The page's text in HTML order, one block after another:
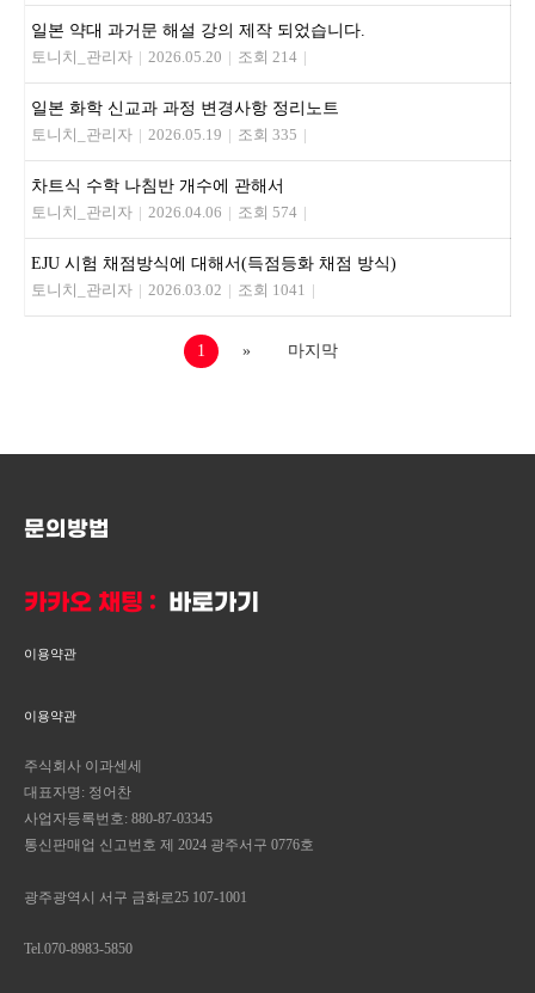
일본 약대 과거문 해설 강의 제작 되었습니다.
토니치_관리자 | 2026.05.20 | 조회 214 |
일본 화학 신교과 과정 변경사항 정리노트
토니치_관리자 | 2026.05.19 | 조회 335 |
차트식 수학 나침반 개수에 관해서
토니치_관리자 | 2026.04.06 | 조회 574 |
EJU 시험 채점방식에 대해서(득점등화 채점 방식)
토니치_관리자 | 2026.03.02 | 조회 1041 |
1 » 마지막
문의방법
카카오 채팅 : 바로가기
이용약관
이용약관
주식회사 이과센세
대표자명: 정어찬
사업자등록번호: 880-87-03345
통신판매업 신고번호 제 2024 광주서구 0776호
광주광역시 서구 금화로25 107-1001
Tel.070-8983-5850